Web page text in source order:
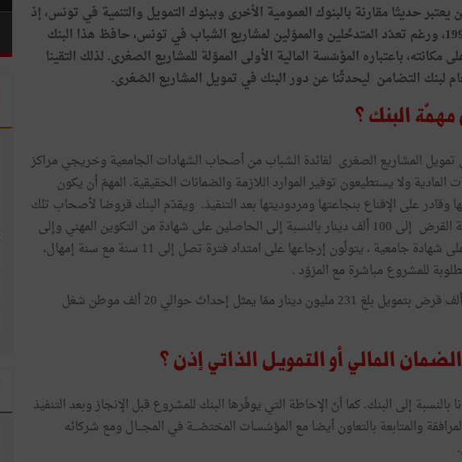
حديثا مقارنة بالبنوك العمومية الأخرى وببنوك التمويل والتنمية في تونس، إذ
يعود تاريخ إنشائه إلى سنة 1998، ورغم تعدّد المتدخّلين والمموّلين لمشاريع الشباب في تونس، حافظ هذا البنك
على مكانته، باعتباره المؤسّسة المالية الأولى المموّلة للمشاريع الصغرى. لذلك التقينا
لبنك التضامن ليحدثّنا عن دور البنك في تمويل المشاريع الصّغرى.
مهمّة البنك ؟
فرعا مختص في تمويل المشاريع الصغرى لفائدة الشباب من أصحاب الشهادات الجامعية وخريجي مراكز
المادية ولا يستطيعون توفير الموارد اللازمة والضمانات الحقيقية. المهمّ أن يكون
وقادر على الإقناع بنجاعتها ومردوديتها بعد التنفيذ. ويقدّم البنك قروضا لأصحاب تلك
المشاريع، دون ضمان مالي، وتصل قيمة القرض إلى 100 ألف دينار بالنسبة إلى الحاصلين على شهادة من التكوين المهني وإلى
150 ألف دينار بالنسبة إلى الحاصلين على شهادة جامعية ، يتولّون إرجاعها على امتداد فترة تصل إلى 11 سنة مع سنة إمهال،
للمشروع مباشرة مع المزوّد .
وقد قدّم البنك سنة 2017 أكثر من 13 ألف قرض بتمويل بلغ 231 مليون دينار ممّا يمثل إحداث حوالي 20 ألف موطن شغل
المالي أو التمويل الذاتي إذن ؟
إلى البنك. كما أنّ الإحاطة التي يوفّرها البنك للمشروع قبل الإنجاز وبعد التنفيذ
والمتابعة بالتعاون أيضا مع المؤسّسات المختصّـــة في المجـــال ومع شركائه